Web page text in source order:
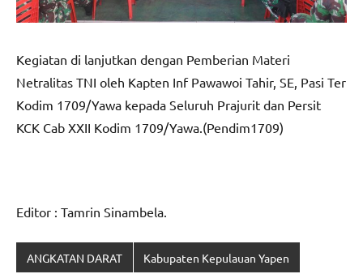
Kegiatan di lanjutkan dengan Pemberian Materi
Netralitas TNI oleh Kapten Inf Pawawoi Tahir, SE, Pasi Ter
Kodim 1709/Yawa kepada Seluruh Prajurit dan Persit
KCK Cab XXII Kodim 1709/Yawa.(Pendim1709)
Editor : Tamrin Sinambela.
ANGKATAN DARAT Kabupaten Kepulauan Yapen